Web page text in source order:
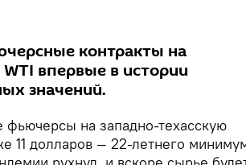
контракты на
впервые в истории
значений.
фьючерсы на западно-техасскую
11 долларов — 22-летнего